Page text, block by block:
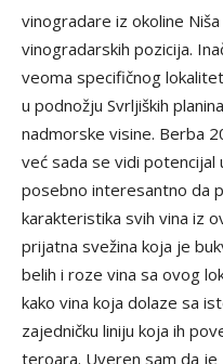
vinogradare iz okoline
vinogradarskih pozicija.
veoma specifičnog
u podnožju Svrljiških
nadmorske visine. Berba
već sada se vidi potencijal
posebno interesantno da
karakteristika svih vina iz
prijatna svežina koja je
belih i roze vina sa ovog
kako vina koja dolaze sa
zajedničku liniju koja ih
teroara. Uveren sam da je